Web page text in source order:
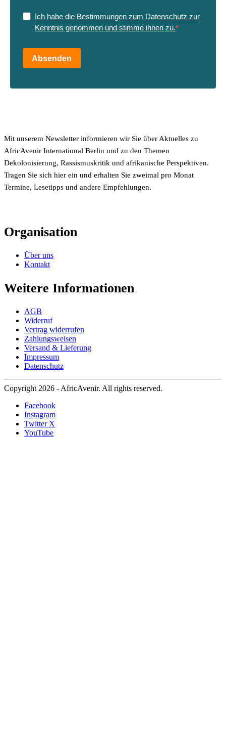
Ich habe die Bestimmungen zum Datenschutz zur
Kenntnis genommen und stimme ihnen zu.
Absenden
Mit unserem Newsletter informieren wir Sie über Aktuelles zu
AfricAvenir International Berlin und zu den Themen
Dekolonisierung, Rassismuskritik und afrikanische Perspektiven.
Tragen Sie sich hier ein und erhalten Sie zweimal pro Monat
Termine, Lesetipps und andere Empfehlungen.
Organisation
Über uns
Kontakt
Weitere Informationen
AGB
Widerruf
Vertrag widerrufen
Zahlungsweisen
Versand & Lieferung
Impressum
Datenschutz
Copyright 2026 - AfricAvenir. All rights reserved.
Facebook
Instagram
Twitter X
YouTube